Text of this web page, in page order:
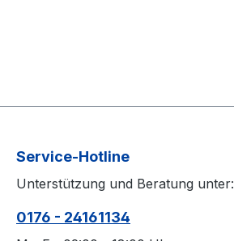
Service-Hotline
Unterstützung und Beratung unter:
0176 - 24161134